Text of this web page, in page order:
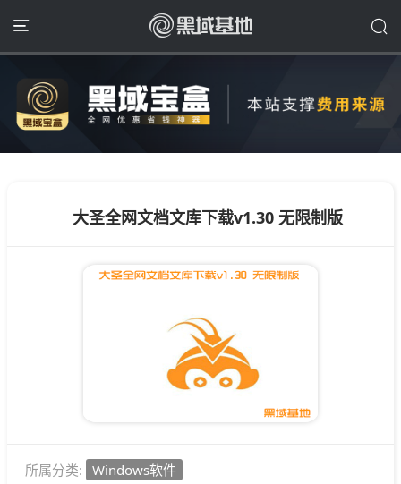
大圣全网文档文库下载v1.30 无限制版
所属分类: Windows软件